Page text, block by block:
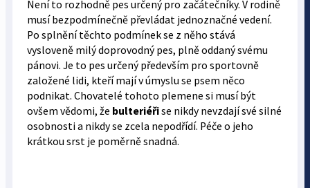
Není to rozhodně pes určený pro začátečníky. V rodině
musí bezpodmínečně převládat jednoznačné vedení.
Po splnění těchto podmínek se z něho stává
vysloveně milý doprovodný pes, plně oddaný svému
pánovi. Je to pes určený především pro sportovně
založené lidi, kteří mají v úmyslu se psem něco
podnikat. Chovatelé tohoto plemene si musí být
ovšem vědomi, že bulteriéřise nikdy nevzdají své silné
osobnosti a nikdy se zcela nepodřídí. Péče o jeho
krátkou srst je poměrně snadná.